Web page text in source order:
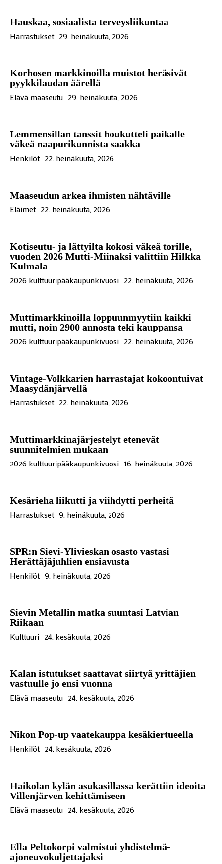
Hauskaa, sosiaalista terveysliikuntaa
Harrastukset 29. heinäkuuta, 2026
Korhosen markkinoilla muistot heräsivät
pyykkilaudan äärellä
Elävä maaseutu 29. heinäkuuta, 2026
Lemmensillan tanssit houkutteli paikalle
väkeä naapurikunnista saakka
Henkilöt 22. heinäkuuta, 2026
Maaseudun arkea ihmisten nähtäville
Eläimet 22. heinäkuuta, 2026
Kotiseutu- ja lättyilta kokosi väkeä torille,
vuoden 2026 Mutti-Miinaksi valittiin Hilkka
Kulmala
2026 kulttuuripääkaupunkivuosi 22. heinäkuuta, 2026
Muttimarkkinoilla loppuunmyytiin kaikki
mutti, noin 2900 annosta teki kauppansa
2026 kulttuuripääkaupunkivuosi 22. heinäkuuta, 2026
Vintage-Volkkarien harrastajat kokoontuivat
Maasydänjärvellä
Harrastukset 22. heinäkuuta, 2026
Muttimarkkinajärjestelyt etenevät
suunnitelmien mukaan
2026 kulttuuripääkaupunkivuosi 16. heinäkuuta, 2026
Kesärieha liikutti ja viihdytti perheitä
Harrastukset 9. heinäkuuta, 2026
SPR:n Sievi-Ylivieskan osasto vastasi
Herättäjäjuhlien ensiavusta
Henkilöt 9. heinäkuuta, 2026
Sievin Metallin matka suuntasi Latvian
Riikaan
Kulttuuri 24. kesäkuuta, 2026
Kalan istutukset saattavat siirtyä yrittäjien
vastuulle jo ensi vuonna
Elävä maaseutu 24. kesäkuuta, 2026
Nikon Pop-up vaatekauppa kesäkiertueella
Henkilöt 24. kesäkuuta, 2026
Haikolan kylän asukasillassa kerättiin ideoita
Villenjärven kehittämiseen
Elävä maaseutu 24. kesäkuuta, 2026
Ella Peltokorpi valmistui yhdistelmä-
ajoneuvokuljettajaksi